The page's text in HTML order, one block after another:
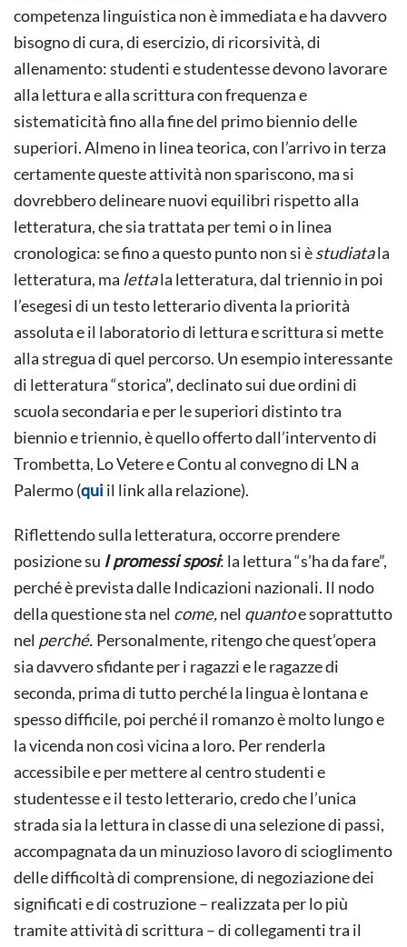
competenza linguistica non è immediata e ha davvero
bisogno di cura, di esercizio, di ricorsività, di
allenamento: studenti e studentesse devono lavorare
alla lettura e alla scrittura con frequenza e
sistematicità fino alla fine del primo biennio delle
superiori. Almeno in linea teorica, con l’arrivo in terza
certamente queste attività non spariscono, ma si
dovrebbero delineare nuovi equilibri rispetto alla
letteratura, che sia trattata per temi o in linea
cronologica: se fino a questo punto non si èstudiatala
letteratura, ma lettala letteratura, dal triennio in poi
l’esegesi di un testo letterario diventa la priorità
assoluta e il laboratorio di lettura e scrittura si mette
alla stregua di quel percorso. Un esempio interessante
di letteratura “storica”, declinato sui due ordini di
scuola secondaria e per le superiori distinto tra
biennio e triennio, è quello offerto dall’intervento di
Trombetta, Lo Vetere e Contu al convegno di LN a
Palermo (quiil link alla relazione).
Riflettendo sulla letteratura, occorre prendere
posizione su I promessi sposi: la lettura “s’ha da fare”,
perché è prevista dalle Indicazioni nazionali. Il nodo
della questione sta nel come,nel quantoe soprattutto
nel perché. Personalmente, ritengo che quest’opera
sia davvero sfidante per i ragazzi e le ragazze di
seconda, prima di tutto perché la lingua è lontana e
spesso difficile, poi perché il romanzo è molto lungo e
la vicenda non così vicina a loro. Per renderla
accessibile e per mettere al centro studenti e
studentesse e il testo letterario, credo che l’unica
strada sia la lettura in classe di una selezione di passi,
accompagnata da un minuzioso lavoro di scioglimento
delle difficoltà di comprensione, di negoziazione dei
significati e di costruzione – realizzata per lo più
tramite attività di scrittura – di collegamenti tra il